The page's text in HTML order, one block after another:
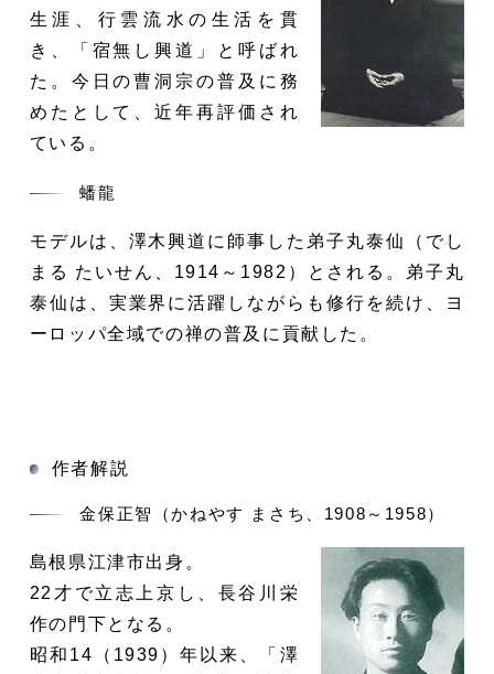
生涯、行雲流水の生活を貫
き、「宿無し興道」と呼ばれ
た。今日の曹洞宗の普及に務
めたとして、近年再評価され
ている。
蟠龍
モデルは、澤木興道に師事した弟子丸泰仙（でし
まる たいせん、1914～1982）とされる。弟子丸
泰仙は、実業界に活躍しながらも修行を続け、ヨ
ーロッパ全域での禅の普及に貢献した。
作者解説
金保正智（かねやす まさち、1908～1958）
島根県江津市出身。
22才で立志上京し、長谷川栄
作の門下となる。
昭和14（1939）年以来、「澤